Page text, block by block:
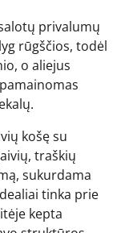
privalumų
rūgščios, todėl
o aliejus
košę su
traškių
sukurdama
tinka prie
kepta